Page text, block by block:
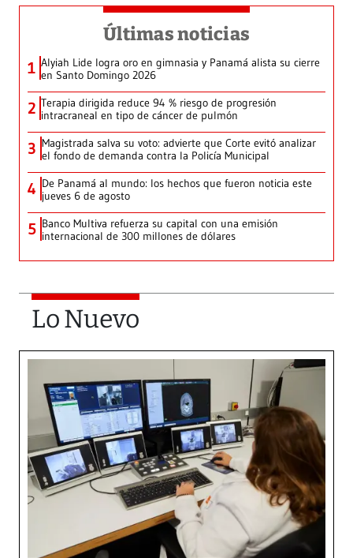
Últimas noticias
1 Alyiah Lide logra oro en gimnasia y Panamá alista su cierre
en Santo Domingo 2026
2 Terapia dirigida reduce 94 % riesgo de progresión
intracraneal en tipo de cáncer de pulmón
3 Magistrada salva su voto: advierte que Corte evitó analizar
el fondo de demanda contra la Policía Municipal
4 De Panamá al mundo: los hechos que fueron noticia este
jueves 6 de agosto
5 Banco Multiva refuerza su capital con una emisión
internacional de 300 millones de dólares
Lo Nuevo